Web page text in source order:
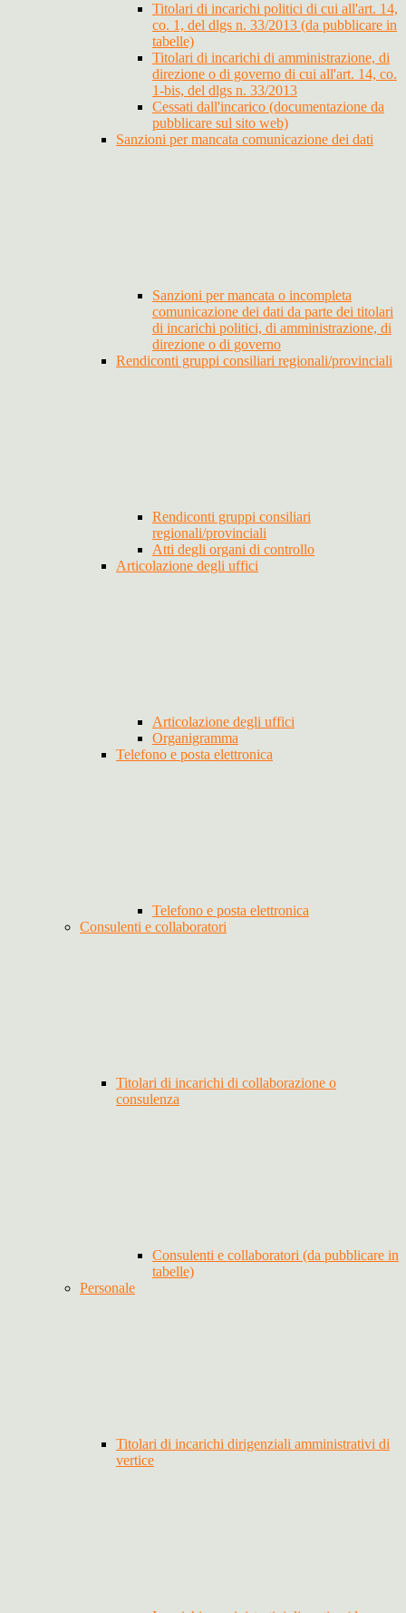
Titolari di incarichi politici di cui all'art. 14,
co. 1, del dlgs n. 33/2013 (da pubblicare in
tabelle)
Titolari di incarichi di amministrazione, di
direzione o di governo di cui all'art. 14, co.
1-bis, del dlgs n. 33/2013
Cessati dall'incarico (documentazione da
pubblicare sul sito web)
Sanzioni per mancata comunicazione dei dati
Sanzioni per mancata o incompleta
comunicazione dei dati da parte dei titolari
di incarichi politici, di amministrazione, di
direzione o di governo
Rendiconti gruppi consiliari regionali/provinciali
Rendiconti gruppi consiliari
regionali/provinciali
Atti degli organi di controllo
Articolazione degli uffici
Articolazione degli uffici
Organigramma
Telefono e posta elettronica
Telefono e posta elettronica
Consulenti e collaboratori
Titolari di incarichi di collaborazione o
consulenza
Consulenti e collaboratori (da pubblicare in
tabelle)
Personale
Titolari di incarichi dirigenziali amministrativi di
vertice